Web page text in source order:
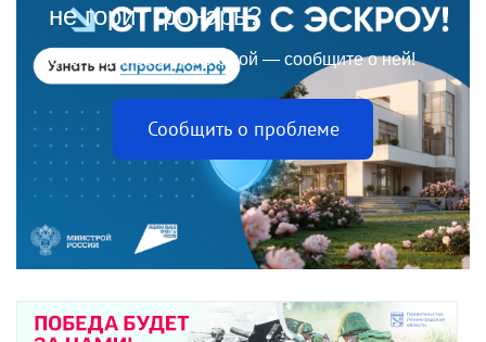
не горит фонарь?
Столкнулись с проблемой — сообщите о ней!
Сообщить о проблеме